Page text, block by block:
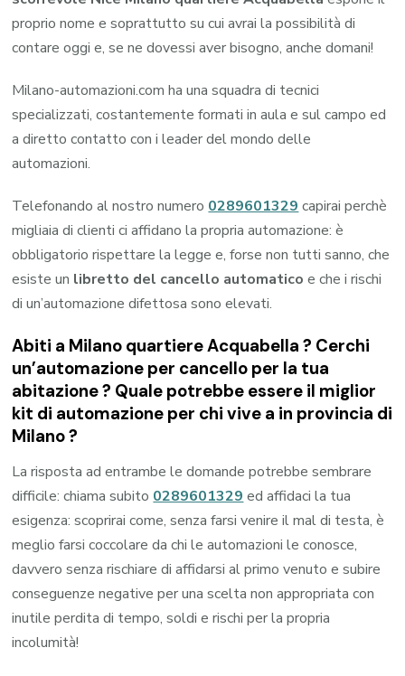
proprio nome e soprattutto su cui avrai la possibilità di
contare oggi e, se ne dovessi aver bisogno, anche domani!
Milano-automazioni.com ha una squadra di tecnici
specializzati, costantemente formati in aula e sul campo ed
a diretto contatto con i leader del mondo delle
automazioni.
Telefonando al nostro numero 0289601329 capirai perchè
migliaia di clienti ci affidano la propria automazione: è
obbligatorio rispettare la legge e, forse non tutti sanno, che
esiste un libretto del cancello automatico e che i rischi
di un’automazione difettosa sono elevati.
Abiti a Milano quartiere Acquabella ? Cerchi
un’automazione per cancello per la tua
abitazione ? Quale potrebbe essere il miglior
kit di automazione per chi vive a in provincia di
Milano?
La risposta ad entrambe le domande potrebbe sembrare
difficile: chiama subito 0289601329 ed affidaci la tua
esigenza: scoprirai come, senza farsi venire il mal di testa, è
meglio farsi coccolare da chi le automazioni le conosce,
davvero senza rischiare di affidarsi al primo venuto e subire
conseguenze negative per una scelta non appropriata con
inutile perdita di tempo, soldi e rischi per la propria
incolumità!